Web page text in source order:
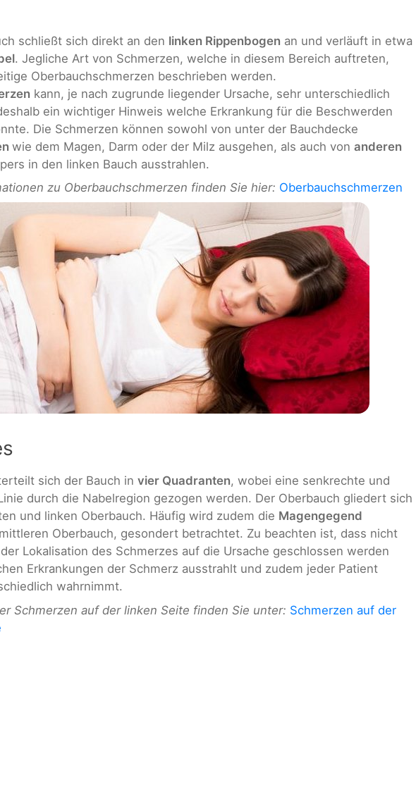
schließt sich direkt an den linken Rippenbogen an und verläuft in etwa
. Jegliche Art von Schmerzen, welche in diesem Bereich auftreten,
Oberbauchschmerzen beschrieben werden.
kann, je nach zugrunde liegender Ursache, sehr unterschiedlich
ein wichtiger Hinweis welche Erkrankung für die Beschwerden
Die Schmerzen können sowohl von unter der Bauchdecke
wie dem Magen, Darm oder der Milz ausgehen, als auch von anderen
in den linken Bauch ausstrahlen.
zu Oberbauchschmerzen finden Sie hier: Oberbauchschmerzen
sich der Bauch in vier Quadranten, wobei eine senkrechte und
durch die Nabelregion gezogen werden. Der Oberbauch gliedert sich
und linken Oberbauch. Häufig wird zudem die Magengegend
Oberbauch, gesondert betrachtet. Zu beachten ist, dass nicht
Lokalisation des Schmerzes auf die Ursache geschlossen werden
Erkrankungen der Schmerz ausstrahlt und zudem jeder Patient
wahrnimmt.
Schmerzen auf der linken Seite finden Sie unter: Schmerzen auf der